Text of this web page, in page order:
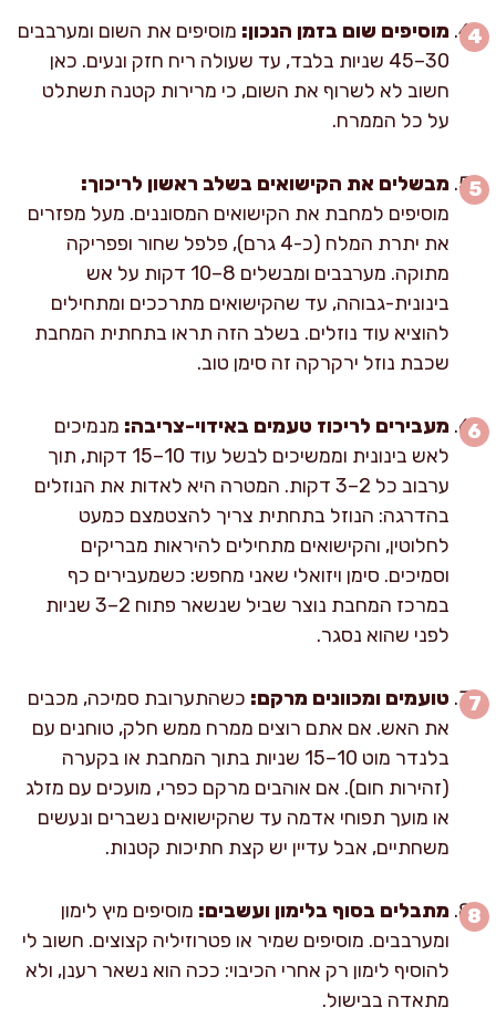
מוסיפים שום בזמן הנכון: מוסיפים את השום ומערבבים
30–45 שניות בלבד, עד שעולה ריח חזק ונעים. כאן
חשוב לא לשרוף את השום, כי מרירות קטנה תשתלט
על כל הממרח.
מבשלים את הקישואים בשלב ראשון לריכוך:
מוסיפים למחבת את הקישואים המסוננים. מעל מפזרים
את יתרת המלח (כ-4 גרם), פלפל שחור ופפריקה
מתוקה. מערבבים ומבשלים 8–10 דקות על אש
בינונית-גבוהה, עד שהקישואים מתרככים ומתחילים
להוציא עוד נוזלים. בשלב הזה תראו בתחתית המחבת
שכבת נוזל ירקרקה זה סימן טוב.
מעבירים לריכוז טעמים באידוי-צריבה: מנמיכים
לאש בינונית וממשיכים לבשל עוד 10–15 דקות, תוך
ערבוב כל 2–3 דקות. המטרה היא לאדות את הנוזלים
בהדרגה: הנוזל בתחתית צריך להצטמצם כמעט
לחלוטין, והקישואים מתחילים להיראות מבריקים
וסמיכים. סימן ויזואלי שאני מחפש: כשמעבירים כף
במרכז המחבת נוצר שביל שנשאר פתוח 2–3 שניות
לפני שהוא נסגר.
טועמים ומכוונים מרקם: כשהתערובת סמיכה, מכבים
את האש. אם אתם רוצים ממרח ממש חלק, טוחנים עם
בלנדר מוט 10–15 שניות בתוך המחבת או בקערה
(זהירות חום). אם אוהבים מרקם כפרי, מועכים עם מזלג
או מועך תפוחי אדמה עד שהקישואים נשברים ונעשים
משחתיים, אבל עדיין יש קצת חתיכות קטנות.
מתבלים בסוף בלימון ועשבים: מוסיפים מיץ לימון
ומערבבים. מוסיפים שמיר או פטרוזיליה קצוצים. חשוב לי
להוסיף לימון רק אחרי הכיבוי: ככה הוא נשאר רענן, ולא
מתאדה בבישול.